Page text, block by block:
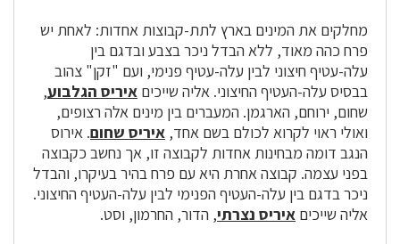
מחלקים את המינים בארץ לתת-קבוצות אחדות: לאחת יש
פרח כהה מאוד, ללא הבדל ניכר בצבע ובדגם בין
עלה-עטיף חיצוני לבין עלה-עטיף פנימי, ועם "זקן" צהוב
בבסיס עלה-העטיף החיצוני. אליה שייכים איריס הגלבוע,
שחום, ירוחם, הארגמן. המעברים בין מינים אלה רצופים,
ואולי ראוי לקרוא לכולם בשם אחד, איריס שחום. אירוס
הנגב דומה מבחינות אחדות לקבוצה זו, אך נחשב כקבוצה
בפני עצמה. קבוצה אחרת היא עם פרח בהיר בעיקרו, והבדל
ניכר בדגם בין עלה-העטיף הפנימי לבין עלה-העטיף החיצוני.
אליה שייכים איריס נצרתי, הדור, החרמון, וסט.